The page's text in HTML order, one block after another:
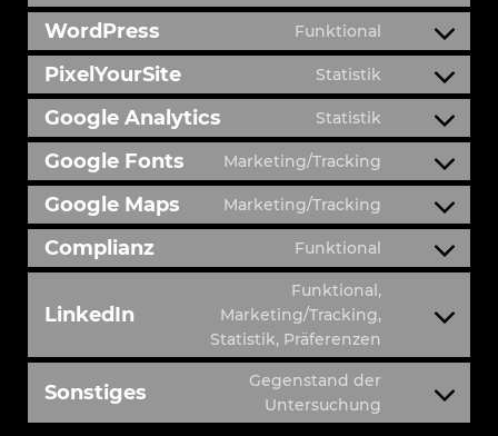
WordPress Funktional
PixelYourSite Statistik
Google Analytics Statistik
Google Fonts Marketing/Tracking
Google Maps Marketing/Tracking
Complianz Funktional
LinkedIn
Funktional,
Marketing/Tracking,
Statistik, Präferenzen
Sonstiges
Gegenstand der
Untersuchung